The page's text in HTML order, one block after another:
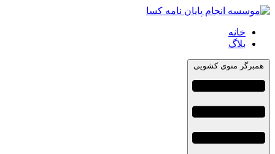
خانه
بلاگ
همبرگر منوی کشویی